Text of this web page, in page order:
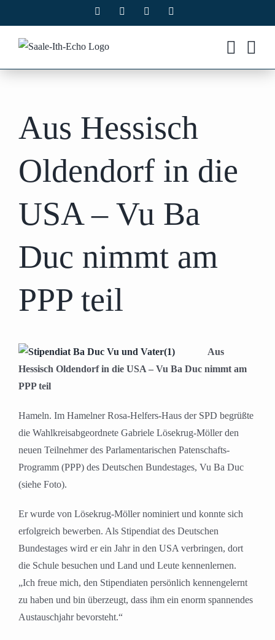
Inhalt
springen
Facebook Instagram
Aus Hessisch
Oldendorf in die
USA – Vu Ba
Duc nimmt am
PPP teil
Aus
Hessisch Oldendorf in die USA – Vu Ba Duc nimmt am
PPP teil
Hameln. Im Hamelner Rosa-Helfers-Haus der SPD begrüßte
die Wahlkreisabgeordnete Gabriele Lösekrug-Möller den
neuen Teilnehmer des Parlamentarischen Patenschafts-
Programm (PPP) des Deutschen Bundestages, Vu Ba Duc
(siehe Foto).
Er wurde von Lösekrug-Möller nominiert und konnte sich
erfolgreich bewerben. Als Stipendiat des Deutschen
Bundestages wird er ein Jahr in den USA verbringen, dort
die Schule besuchen und Land und Leute kennenlernen.
„Ich freue mich, den Stipendiaten persönlich kennengelernt
zu haben und bin überzeugt, dass ihm ein enorm spannendes
Austauschjahr bevorsteht.“